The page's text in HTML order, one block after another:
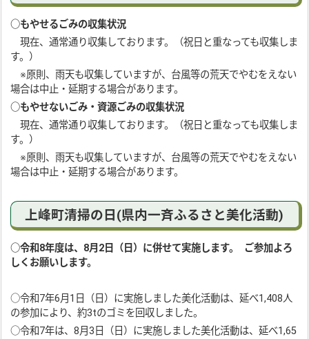
○もやせるごみの収集状況
現在、通常通り収集しております。（祝日と重なっても収集しま
す。）
※原則、雨天も収集していますが、台風等の荒天でやむをえない
場合は中止・延期する場合があります。
○もやせないごみ・資源ごみの収集状況
現在、通常通り収集しております。（祝日と重なっても収集しま
す。）
※原則、雨天も収集していますが、台風等の荒天でやむをえない
場合は中止・延期する場合があります。
上峰町清掃の日(県内一斉ふるさと美化活動)
○令和8年度は、8月2日（日）に併せて実施します。 ご参加よろ
しくお願いします。
○令和7年6月1日（日）に実施しました美化活動は、延べ1,408人
の参加により、約3tのゴミを回収しました。
○令和7年は、8月3日（日）に実施しました美化活動は、延べ1,65